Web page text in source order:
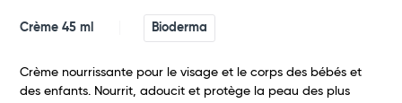
Crème 45 ml Bioderma
Crème nourrissante pour le visage et le corps des bébés et
des enfants. Nourrit, adoucit et protège la peau des plus